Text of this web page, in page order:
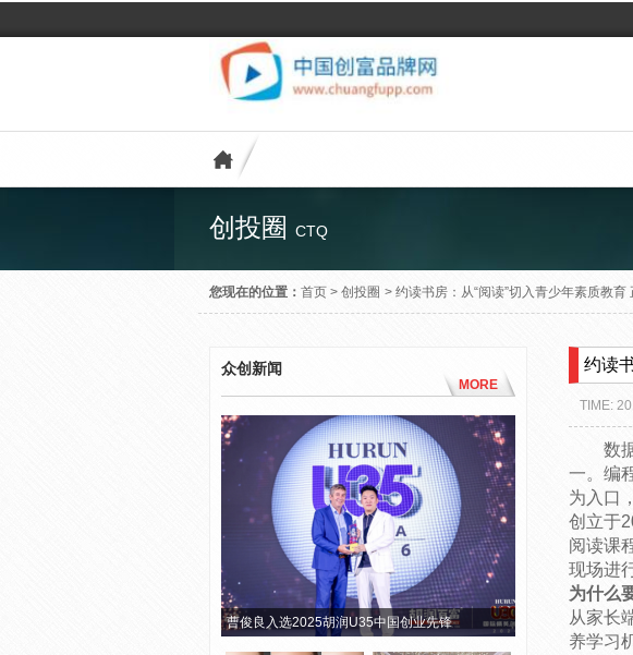
创投圈 CTQ
您现在的位置： 首页 > 创投圈 > 约读书房：从“阅读”切入青少年素质教育
众创新闻
MORE
曹俊良入选2025胡润U35中国创业先锋
约读
TIME:
数
一。编
为入口
创立于
阅读课
现场进
为什么
从家长
养学习